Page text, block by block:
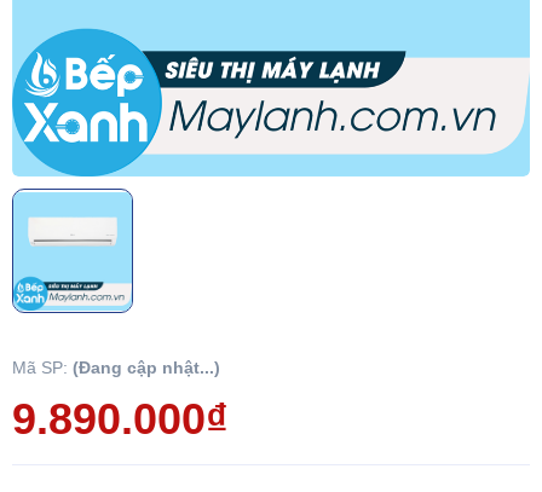
Mã SP: (Đang cập nhật...)
9.890.000₫